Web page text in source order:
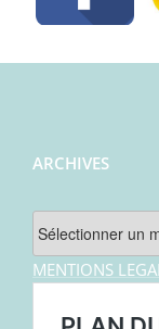
ARCHIVES
Archives
MENTIONS